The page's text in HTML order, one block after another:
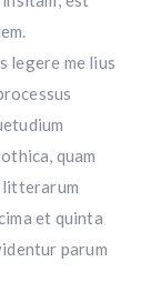
legere me lius
quam
litterarum
et quinta
parum